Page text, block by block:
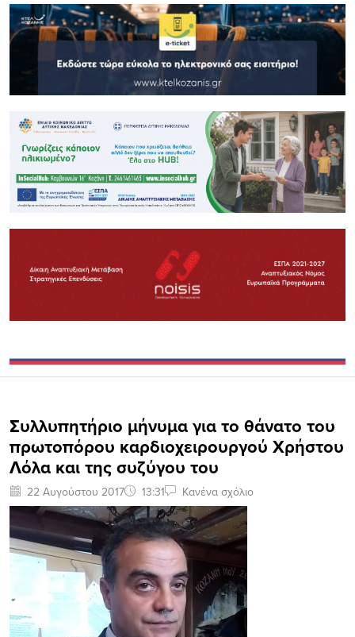
Συλλυπητήριο μήνυμα για το θάνατο του
πρωτοπόρου καρδιοχειρουργού Χρήστου
Λόλα και της συζύγου του
22 Αυγούστου 2017 13:31 Κανένα σχόλιο